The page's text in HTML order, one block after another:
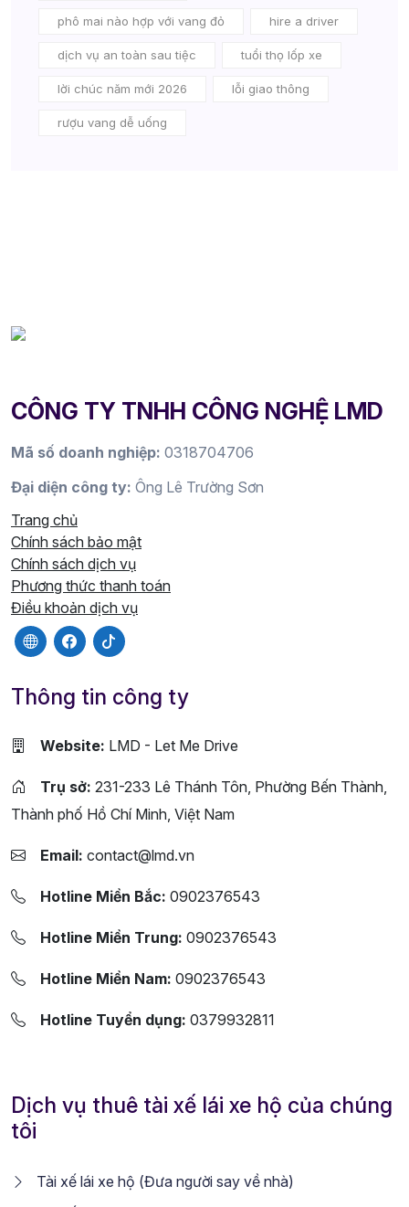
phô mai nào hợp với vang đỏ hire a driver
dịch vụ an toàn sau tiệc tuổi thọ lốp xe
lời chúc năm mới 2026 lỗi giao thông
rượu vang dễ uống
CÔNG TY TNHH CÔNG NGHỆ LMD
Mã số doanh nghiệp: 0318704706
Đại diện công ty: Ông Lê Trường Sơn
Trang chủ
Chính sách bảo mật
Chính sách dịch vụ
Phương thức thanh toán
Điều khoản dịch vụ
Thông tin công ty
Website: LMD - Let Me Drive
Trụ sở: 231-233 Lê Thánh Tôn, Phường Bến Thành,
Thành phố Hồ Chí Minh, Việt Nam
Email: contact@lmd.vn
Hotline Miền Bắc: 0902376543
Hotline Miền Trung: 0902376543
Hotline Miền Nam: 0902376543
Hotline Tuyển dụng: 0379932811
Dịch vụ thuê tài xế lái xe hộ của chúng
tôi
Tài xế lái xe hộ (Đưa người say về nhà)